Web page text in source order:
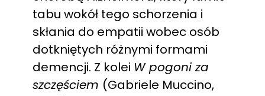
tabu wokół tego schorzenia i
skłania do empatii wobec osób
dotkniętych różnymi formami
demencji. Z kolei W pogoni za
szczęściem (Gabriele Muccino,